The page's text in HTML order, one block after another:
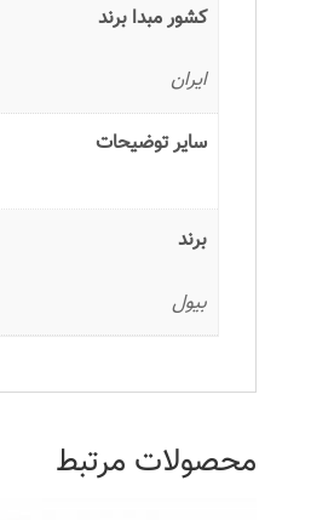
کشور مبدا برند
ایران
سایر توضیحات
برند
بیول
محصولات مرتبط